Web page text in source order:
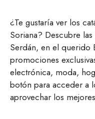
¿Te gustaría ver los
Soriana? Descubre
Serdán, en el querido
promociones
electrónica, moda,
botón para acceder a
aprovechar los